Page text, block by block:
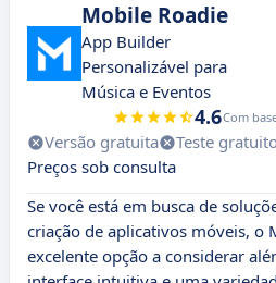
Mobile Roadie
App Builder
Personalizável para
Música e Eventos
4.6Com
Versão gratuita Teste
Preços sob consulta
Se você está em busca de
criação de aplicativos móveis, o
excelente opção a considerar